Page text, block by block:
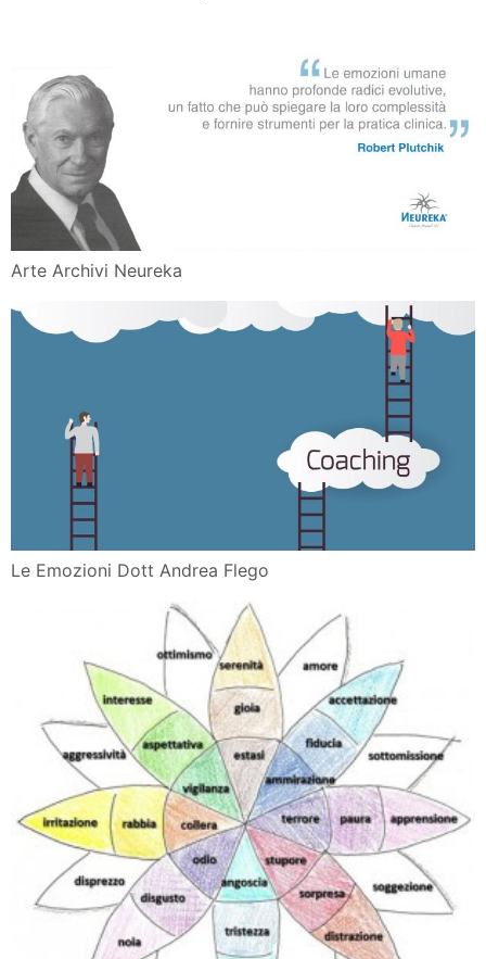
Arte Archivi Neureka
Le Emozioni Dott Andrea Flego